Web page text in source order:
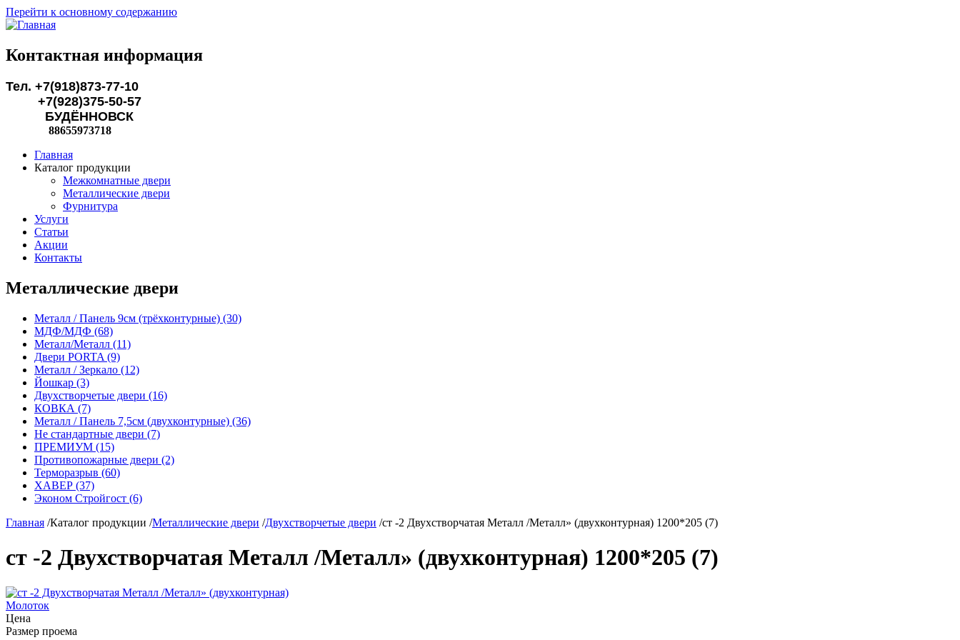
Перейти к основному содержанию
Контактная информация
Тел. +7(918)873-77-10
+7(928)375-50-57
БУДЁННОВСК
88655973718
Главная
Каталог продукции
Межкомнатные двери
Металлические двери
Фурнитура
Услуги
Статьи
Акции
Контакты
Металлические двери
Металл / Панель 9см (трёхконтурные) (30)
МДФ/МДФ (68)
Металл/Металл (11)
Двери PORTA (9)
Металл / Зеркало (12)
Йошкар (3)
Двухстворчетые двери (16)
КОВКА (7)
Металл / Панель 7,5см (двухконтурные) (36)
Не стандартные двери (7)
ПРЕМИУМ (15)
Противопожарные двери (2)
Терморазрыв (60)
ХАВЕР (37)
Эконом Стройгост (6)
Главная /Каталог продукции /Металлические двери /Двухстворчетые двери /ст -2 Двухстворчатая Металл /Металл» (двухконтурная) 1200*205 (7)
ст -2 Двухстворчатая Металл /Металл» (двухконтурная) 1200*205 (7)
Молоток
Цена
Размер проема